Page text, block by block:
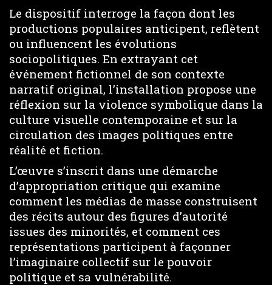
Le dispositif interroge la façon dont les
productions populaires anticipent, reflètent
ou influencent les évolutions
sociopolitiques. En extrayant cet
événement fictionnel de son contexte
narratif original, l’installation propose une
réflexion sur la violence symbolique dans la
culture visuelle contemporaine et sur la
circulation des images politiques entre
réalité et fiction.
L’œuvre s’inscrit dans une démarche
d’appropriation critique qui examine
comment les médias de masse construisent
des récits autour des figures d’autorité
issues des minorités, et comment ces
représentations participent à façonner
l’imaginaire collectif sur le pouvoir
politique et sa vulnérabilité.